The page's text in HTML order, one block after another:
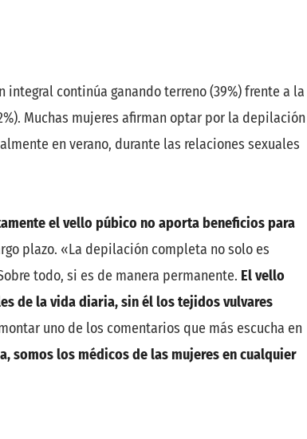
continúa ganando terreno (39%) frente a la
Muchas mujeres afirman optar por la depilación
en verano, durante las relaciones sexuales
el vello púbico no aporta beneficios para
plazo. «La depilación completa no solo es
todo, si es de manera permanente. El vello
de la vida diaria, sinél los tejidos vulvares
uno de los comentarios que más escucha en
somos los médicos de las mujeres en cualquier